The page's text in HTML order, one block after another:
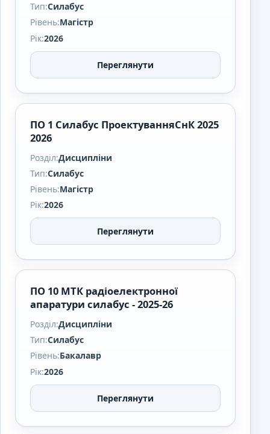
Тип:Силабус
Рівень:Магістр
Рік:2026
Переглянути
ПО 1 Силабус ПроектуванняСнК 2025
2026
Розділ:Дисципліни
Тип:Силабус
Рівень:Магістр
Рік:2026
Переглянути
ПО 10 МТК радіоелектронної
апаратури силабус - 2025-26
Розділ:Дисципліни
Тип:Силабус
Рівень:Бакалавр
Рік:2026
Переглянути